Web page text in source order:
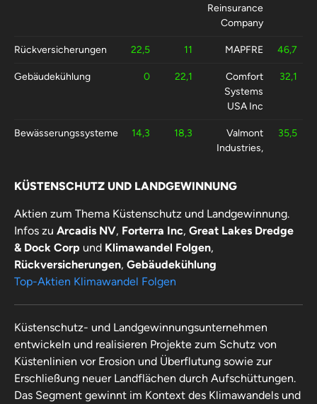
Reinsurance
Company
Rückversicherungen 22,5 11 MAPFRE 46,7
Gebäudekühlung 0 22,1
Comfort
Systems
USA Inc
32,1
Bewässerungssysteme 14,3 18,3
Valmont
Industries,
35,5
Klimawandel -0 19,9 Tellurian Inc
KÜSTENSCHUTZ UND LANDGEWINNUNG
Aktien zum Thema Küstenschutz und Landgewinnung.
Infos zu Arcadis NV, Forterra Inc, Great Lakes Dredge
& Dock Corp und Klimawandel Folgen,
Rückversicherungen, Gebäudekühlung
Top-Aktien Klimawandel Folgen
Küstenschutz- und Landgewinnungsunternehmen
entwickeln und realisieren Projekte zum Schutz von
Küstenlinien vor Erosion und Überflutung sowie zur
Erschließung neuer Landflächen durch Aufschüttungen.
Das Segment gewinnt im Kontext des Klimawandels und